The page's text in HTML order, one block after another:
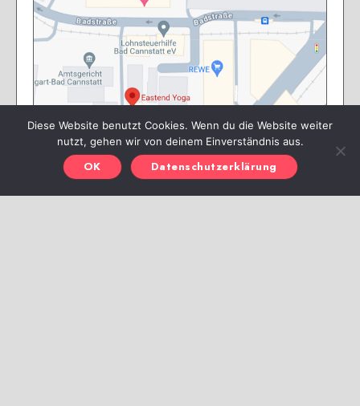
Diese Website benutzt Cookies. Wenn du die Website weiter
nutzt, gehen wir von deinem Einverständnis aus.
OK Datenschutzerklärung